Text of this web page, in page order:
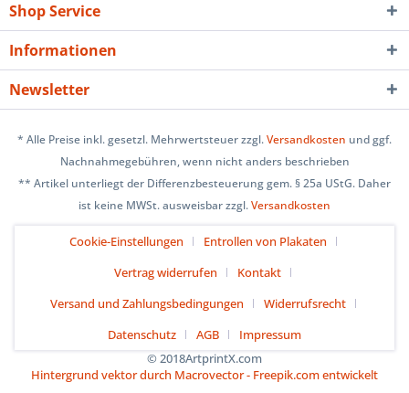
Shop Service
Informationen
Newsletter
* Alle Preise inkl. gesetzl. Mehrwertsteuer zzgl.Versandkosten und ggf.
Nachnahmegebühren, wenn nicht anders beschrieben
** Artikel unterliegt der Differenzbesteuerung gem. § 25a UStG. Daher
ist keine MWSt. ausweisbar zzgl.Versandkosten
Cookie-Einstellungen
Entrollen von Plakaten
Vertrag widerrufen
Kontakt
Versand und Zahlungsbedingungen
Widerrufsrecht
Datenschutz
AGB
Impressum
© 2018ArtprintX.com
Hintergrund vektor durch Macrovector - Freepik.com entwickelt